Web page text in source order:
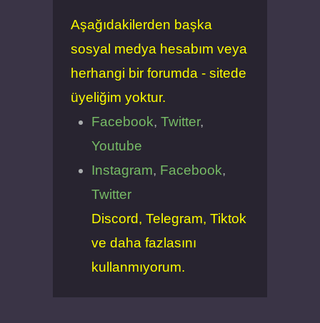
Aşağıdakilerden başka
sosyal medya hesabım veya
herhangi bir forumda - sitede
üyeliğim yoktur.
Facebook, Twitter,
Youtube
Instagram, Facebook,
Twitter
Discord, Telegram, Tiktok
ve daha fazlasını
kullanmıyorum.